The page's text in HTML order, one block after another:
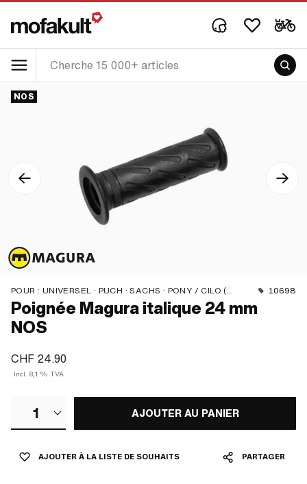
NOS
POUR : UNIVERSEL · PUCH · SACHS · PONY / CILO (BÊTA 521 & 512) · ZÜNDAPP BELMONDO · CILO 10698
Poignée Magura italique 24 mm
NOS
CHF 24.90
Incl. 8,1 % TVA
1 AJOUTER AU PANIER
AJOUTER À LA LISTE DE SOUHAITS PARTAGER